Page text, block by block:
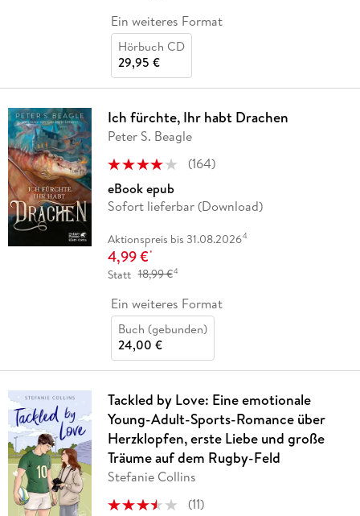
Ein weiteres Format
Hörbuch CD
29,95 €
Ich fürchte, Ihr habt Drachen
Peter S. Beagle
(164)
eBook epub
Sofort lieferbar (Download)
Aktionspreis bis 31.08.20264
4,99 €*
Statt 18,99 €4
Ein weiteres Format
Buch (gebunden)
24,00 €
Tackled by Love: Eine emotionale
Young-Adult-Sports-Romance über
Herzklopfen, erste Liebe und große
Träume auf dem Rugby-Feld
Stefanie Collins
(11)